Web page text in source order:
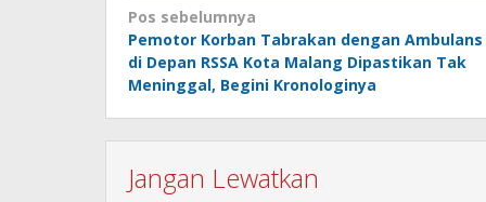
Navigasi
pos
Pos sebelumnya
Pemotor Korban Tabrakan dengan Ambulans
di Depan RSSA Kota Malang Dipastikan Tak
Meninggal, Begini Kronologinya
Jangan Lewatkan